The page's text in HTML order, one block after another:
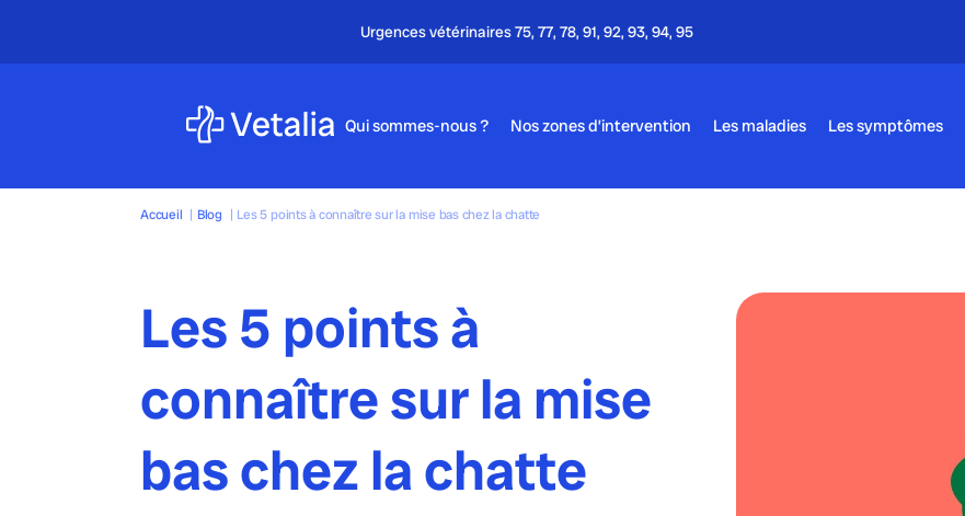
Qui sommes-nous ? Nos zones d’intervention Les maladies Les symptômes
Accueil | Blog | Les 5 points à connaître sur la mise bas chez la chatte
Les 5 points à
connaître sur la mise
bas chez la chatte